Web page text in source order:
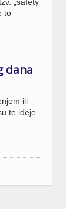
to
dana
ili
te ideje